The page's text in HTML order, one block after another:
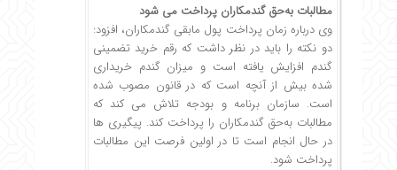
مطالبات به‌حق گندمکاران پرداخت می شود
وی درباره زمان پرداخت پول مابقی گندمکاران، افزود:
دو نکته را باید در نظر داشت که رقم خرید تضمینی
گندم افزایش یافته است و میزان گندم خریداری
شده بیش از آنچه است که در قانون مصوب شده
است. سازمان برنامه و بودجه تلاش می کند که
مطالبات به‌حق گندمکاران را پرداخت کند. پیگیری ها
در حال انجام است تا در اولین فرصت این مطالبات
پرداخت شود.